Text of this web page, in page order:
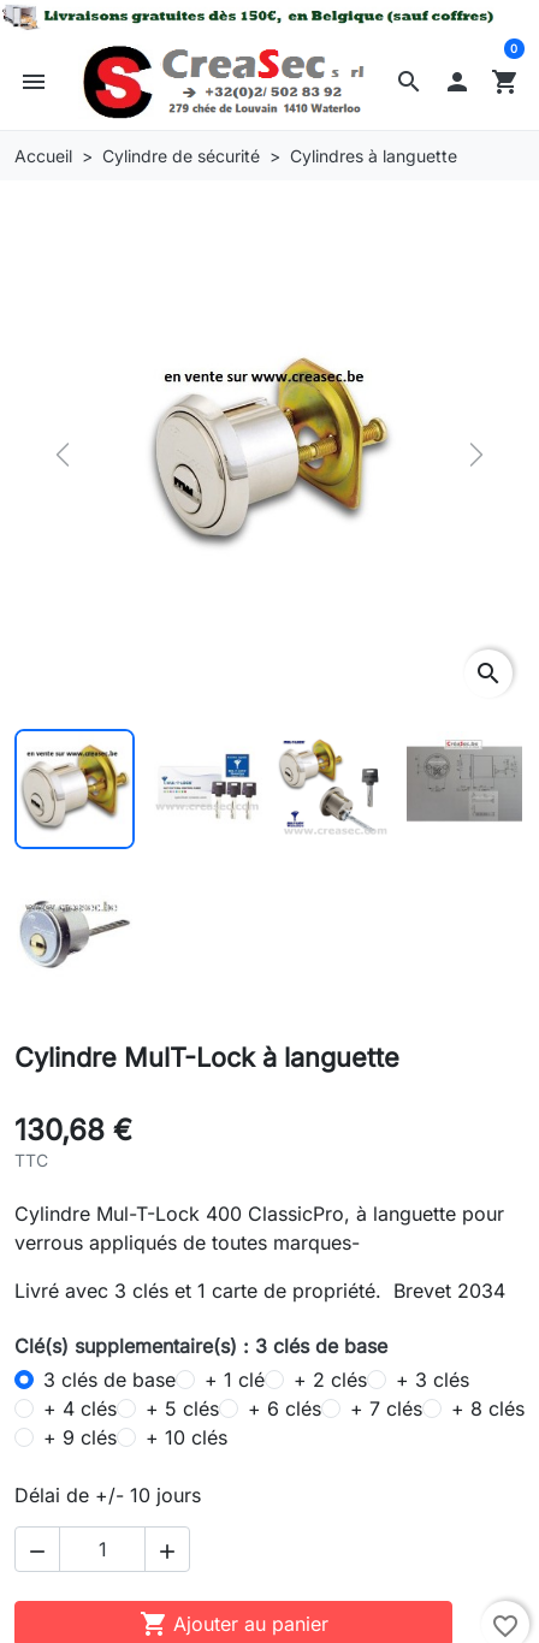
search
menu  shopping_cart
0
Accueil Cylindre de sécurité Cylindres à languette
Previous Next
search
Cylindre MulT-Lock à languette
130,68 €
TTC
Cylindre Mul-T-Lock 400 ClassicPro, à languette pour
verrous appliqués de toutes marques-
Livré avec 3 clés et 1 carte de propriété. Brevet 2034
Clé(s) supplementaire(s) : 3 clés de base
3 clés de base
+ 1 clé + 2 clés
+ 3 clés
+ 4 clés
+ 5 clés + 6 clés + 7 clés
+ 8 clés
+ 9 clés
+ 10 clés
Délai de +/- 10 jours
 
 Ajouter au panier favorite_border